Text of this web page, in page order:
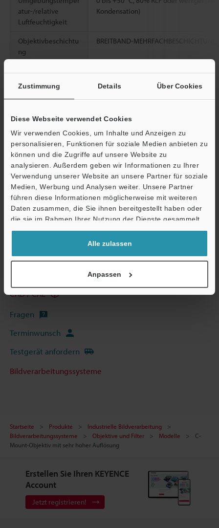
Zustimmung Details Über Cookies
Diese Webseite verwendet Cookies
Wir verwenden Cookies, um Inhalte und Anzeigen zu
personalisieren, Funktionen für soziale Medien anbieten zu
können und die Zugriffe auf unsere Website zu
analysieren. Außerdem geben wir Informationen zu Ihrer
Verwendung unserer Website an unsere Partner für soziale
Medien, Werbung und Analysen weiter. Unsere Partner
führen diese Informationen möglicherweise mit weiteren
Daten zusammen, die Sie ihnen bereitgestellt haben oder
die sie im Rahmen Ihrer Nutzung der Dienste gesammelt
haben.
Alle zulassen
Anpassen
atur-/relative
Luftfeuchtigkeit
Kondensation)
Objektivbeschichtu
ng
BREITBAND-MEHRFACHBESCHICHTUNG
Gewicht Circa 210 g
Andere Modelle
Broschüre herunterladen
Technische Leitfäden
CAD / CAE
Fragen
Terminwunsch
Testgerät anfordern
Bildverarbeitungssysteme
Startseite Produkte
Industrielle Bildverarbeitung
Bildverarbeitungssysteme
Objektive und Filter Modelle
C-
Mount-Objektiv mit sehr hoher Auflösung
Erstellen Sie Ihren KEYENCE
Account
Jetzt registrieren!
Support